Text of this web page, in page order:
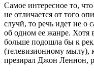
Самое интересное то,
не отличается от того
случй, то речь идет не о
об одном ее жанре. Хотя
больше подошла бы к
(телевизионному мылу),
презирал Джон Леннон,